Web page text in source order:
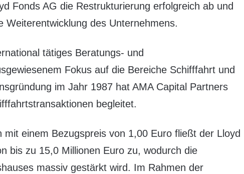
Fonds AG die Restrukturierung erfolgreich ab und
Weiterentwicklung des Unternehmens.
tätiges Beratungs- und
Fokus auf die Bereiche Schifffahrt und
im Jahr 1987 hat AMA Capital Partners
begleitet.
mit einem Bezugspreis von 1,00 Euro fließt der Lloyd
bis zu 15,0 Millionen Euro zu, wodurch die
massiv gestärkt wird. Im Rahmen der